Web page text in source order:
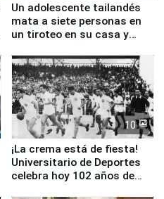
Un adolescente tailandés
mata a siete personas en
un tiroteo en su casa y
10
¡La crema está de fiesta!
Universitario de Deportes
celebra hoy 102 años de